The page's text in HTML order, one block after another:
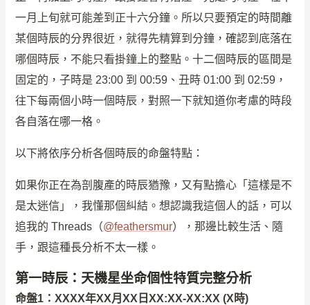
一月上旬就可能差到正十六分鐘。所以只要預定的時間離
某個時辰的分界很近，就得先精算到分鐘，確認到底落在
哪個時辰，不能只看掛鐘上的整點。十二個時辰的區間是
固定的，子時是 23:00 到 00:59、丑時 01:00 到 02:59，
往下每兩個小時一個時辰，對照一下就知道你考慮的時段
各自落在哪一格。
以下將依序分析各個時辰的命盤特點：
如果你正在為剖腹產的時辰猶豫，又有點擔心「這樣是不
是太迷信」，我懂那個糾結。想認識我這個人的話，可以
追我的 Threads（@feathersmur），那邊比較生活、隨
手，跟這種長分析不太一樣。
第一時辰：天機星坐命個性特質完整分析
命盤1：XXXX年XX月XX日XX:XX-XX:XX (X時)